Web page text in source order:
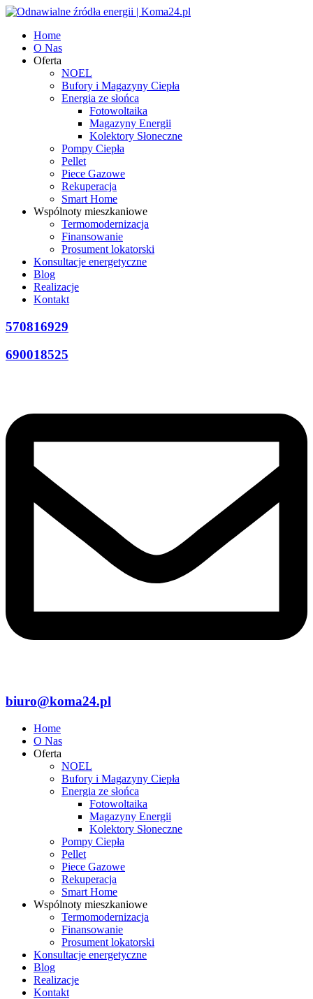
Home
O Nas
Oferta
NOEL
Bufory i Magazyny Ciepła
Energia ze słońca
Fotowoltaika
Magazyny Energii
Kolektory Słoneczne
Pompy Ciepła
Pellet
Piece Gazowe
Rekuperacja
Smart Home
Wspólnoty mieszkaniowe
Termomodernizacja
Finansowanie
Prosument lokatorski
Konsultacje energetyczne
Blog
Realizacje
Kontakt
570816929
690018525
biuro@koma24.pl
Home
O Nas
Oferta
NOEL
Bufory i Magazyny Ciepła
Energia ze słońca
Fotowoltaika
Magazyny Energii
Kolektory Słoneczne
Pompy Ciepła
Pellet
Piece Gazowe
Rekuperacja
Smart Home
Wspólnoty mieszkaniowe
Termomodernizacja
Finansowanie
Prosument lokatorski
Konsultacje energetyczne
Blog
Realizacje
Kontakt